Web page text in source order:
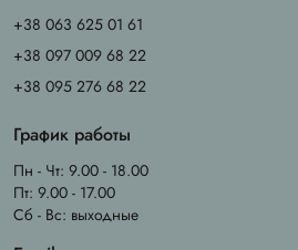
+38 063 625 01 61
+38 097 009 68 22
+38 095 276 68 22
График работы
Пн - Чт: 9.00 - 18.00
Пт: 9.00 - 17.00
Сб - Вс: выходные